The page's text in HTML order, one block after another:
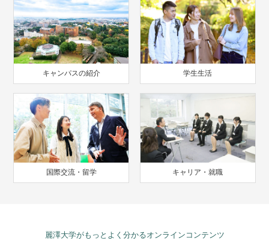
キャンパスの紹介 学生生活
国際交流・留学 キャリア・就職
麗澤大学がもっとよく分かるオンラインコンテンツ